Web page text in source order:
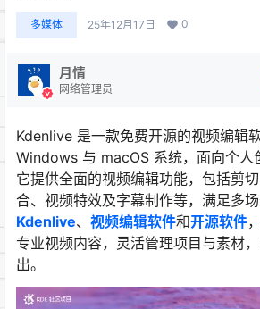
多媒体 25年12月17日 0
月情
网络管理员
Kdenlive 是一款免费开源的视频编辑
Windows 与 macOS 系统，面向个人
它提供全面的视频编辑功能，包括剪
合、视频特效及字幕制作等，满足多
Kdenlive、 视频编辑软件和开源软件
专业视频内容，灵活管理项目与素材
出。